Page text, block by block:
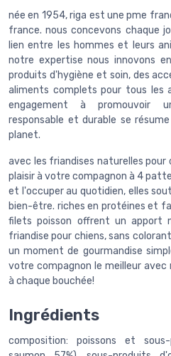
née en 1954, riga est une pme
france. nous concevons chaque
lien entre les hommes et leurs
notre expertise nous innovons
produits d'hygiène et soin, des
aliments complets pour tous les
engagement à promouvoir
responsable et durable se
planet.
avec les friandises naturelles pour
plaisir à votre compagnon à 4
et l'occuper au quotidien, elles
bien-être. riches en protéines et
filets poisson offrent un apport
friandise pour chiens, sans
un moment de gourmandise
votre compagnon le meilleur
à chaque bouchée!
Ingrédients
composition: poissons et